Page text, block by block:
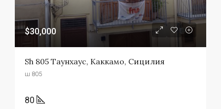
$30,000
Sh 805 Таунхаус, Каккамо, Сицилия
ш 805
80